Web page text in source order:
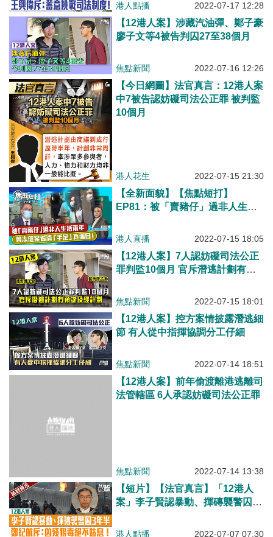
港人點播 2022-07-17 12:28
【12港人案】涉藏汽油彈、鄭子豪
廖子文等4被告判囚27至38個月
焦點新聞 2022-07-16 12:26
【今日網圖】法官真言：12港人案
中7被告認妨礙司法公正罪 被判監
10個月
港人花生 2022-07-15 21:30
【全新面貌】【焦點短打】
EP81：被「賣豬仔」過非人生活
目！
港人直播 2022-07-15 18:05
【12港人案】7人認妨礙司法公正
罪判監10個月 官斥潛逃計劃有預
焦點新聞 2022-07-15 18:01
【12港人案】控方案情披露潛逃細
節 有人從中指揮協調分工仔細
焦點新聞 2022-07-14 18:51
【12港人案】前年偷渡離港逃離司
法管轄區 6人承認妨礙司法公正罪
年半 鄭紀航斥：凶殘狠毒絕不姑
息！
港人點播 2022-07-07 07:30
【筆評則鳴】「12港人」案揭部分